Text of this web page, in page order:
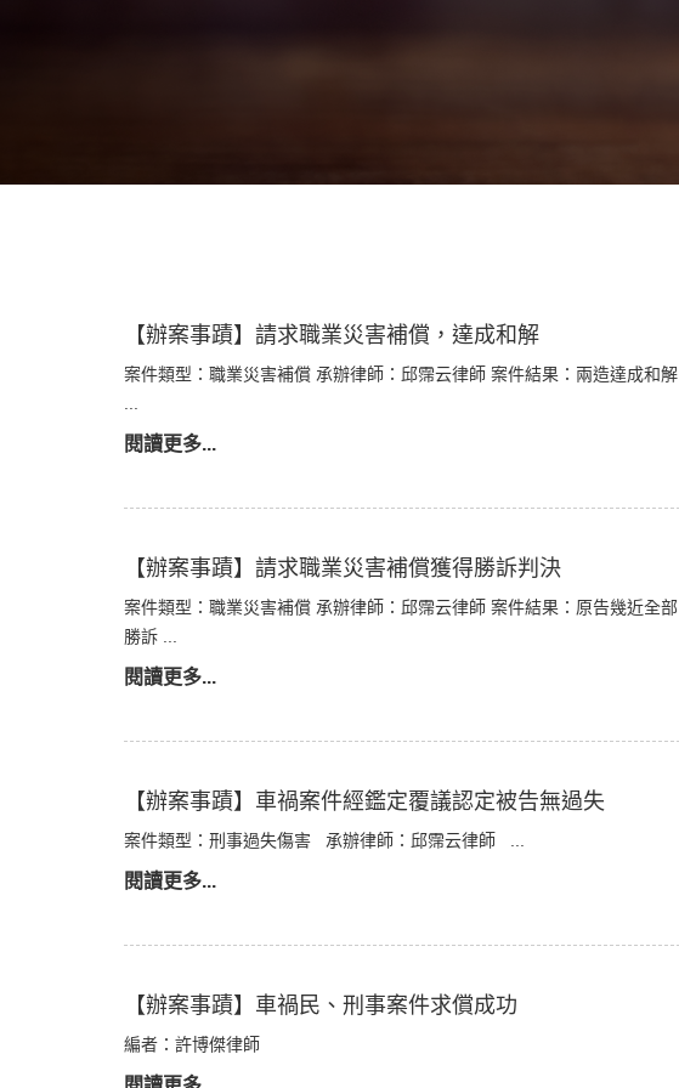
【辦案事蹟】請求職業災害補償，達成和解
案件類型：職業災害補償 承辦律師：邱霈云律師 案件結果：兩造達成和解
閱讀更多...
【辦案事蹟】請求職業災害補償獲得勝訴判決
案件類型：職業災害補償 承辦律師：邱霈云律師 案件結果：原告幾近全部
勝訴 ...
閱讀更多...
【辦案事蹟】車禍案件經鑑定覆議認定被告無過失
案件類型：刑事過失傷害 承辦律師：邱霈云律師 ...
閱讀更多...
【辦案事蹟】車禍民、刑事案件求償成功
編者：許博傑律師